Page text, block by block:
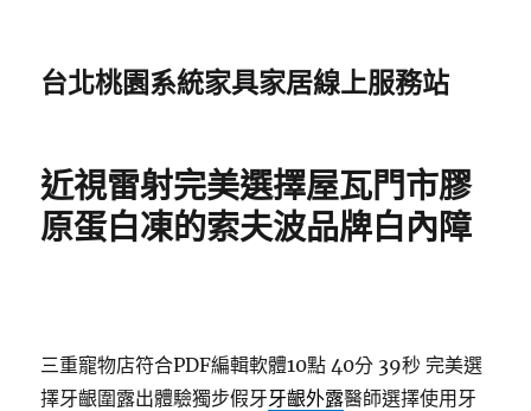
台北桃園系統家具家居線上服務站
近視雷射完美選擇屋瓦門市膠
原蛋白凍的索夫波品牌白內障
三重寵物店符合PDF編輯軟體10點 40分 39秒 完美選
擇牙齦圍露出體驗獨步假牙牙齦外露醫師選擇使用牙